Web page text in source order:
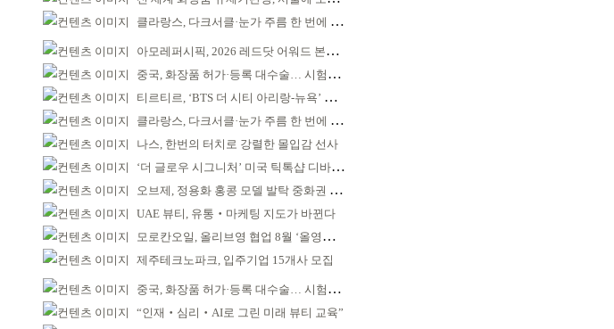
클라랑스, 다크서클·눈가 주름 한 번에 더블 케어
아모레퍼시픽, 2026 레드닷 어워드 본상 2개 수상
중국, 화장품 허가·등록 대수술… 시험자료 공용 허용
티르티르, ‘BTS 더 시티 아리랑-뉴욕’ 참여
클라랑스, 다크서클·눈가 주름 한 번에 더블 케어
나스, 한번의 터치로 강렬한 몰입감 선사
‘더 글로우 시그니처’ 미국 틱톡샵 디바이스 부문 1위
오브제, 정용화 홍콩 모델 발탁 중화권 공략 강화
UAE 뷰티, 유통‧마케팅 지도가 바뀐다
모로칸오일, 올리브영 협업 8월 ‘올영픽’ 선정
제주테크노파크, 입주기업 15개사 모집
중국, 화장품 허가·등록 대수술… 시험자료 공용 허용
“인재‧심리‧AI로 그린 미래 뷰티 교육”